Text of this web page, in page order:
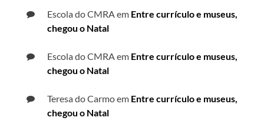
Escola do CMRAem Entre currículo e museus,
chegou o Natal
Escola do CMRAem Entre currículo e museus,
chegou o Natal
Teresa do Carmoem Entre currículo e museus,
chegou o Natal